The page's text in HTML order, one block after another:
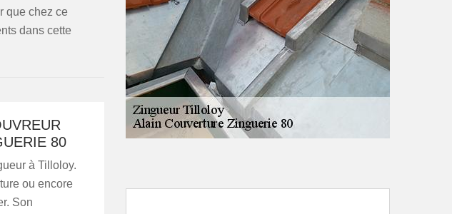
que chez ce
dans cette
80
à Tilloloy.
ou encore
Son